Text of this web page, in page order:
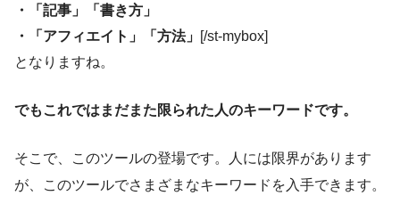
・「記事」「書き方」
・「アフィエイト」「方法」 [/st-mybox]
となりますね。
でもこれではまだまた限られた人のキーワードです。
そこで、このツールの登場です。人には限界があります
が、このツールでさまざまなキーワードを入手できます。